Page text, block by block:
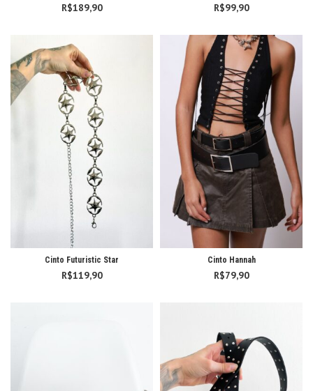
R$189,90 R$99,90
Cinto Futuristic Star
R$119,90
Cinto Hannah
R$79,90